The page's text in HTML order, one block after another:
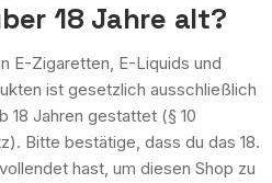
- Mixed
18 Jahre alt?
E-Zigaretten, E-Liquids und
ist gesetzlich ausschließlich
18 Jahren gestattet (§ 10
Bitte bestätige, dass du das 18.
hast, um diesen Shop zu